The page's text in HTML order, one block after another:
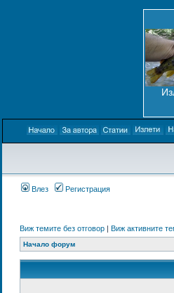
Влез Регистрация
Виж темите без отговор| Виж активните
Начало форум